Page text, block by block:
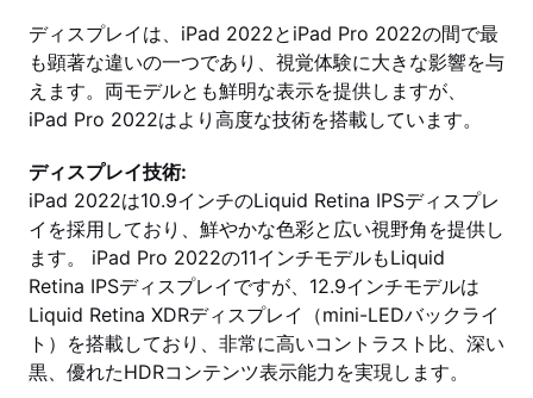
ディスプレイは、iPad 2022とiPad Pro 2022の間で最
も顕著な違いの一つであり、視覚体験に大きな影響を与
えます。両モデルとも鮮明な表示を提供しますが、
iPad Pro 2022はより高度な技術を搭載しています。
ディスプレイ技術:
iPad 2022は10.9インチのLiquid Retina IPSディスプレ
イを採用しており、鮮やかな色彩と広い視野角を提供し
ます。 iPad Pro 2022の11インチモデルもLiquid
Retina IPSディスプレイですが、12.9インチモデルは
Liquid Retina XDRディスプレイ（mini-LEDバックライ
ト）を搭載しており、非常に高いコントラスト比、深い
黒、優れたHDRコンテンツ表示能力を実現します。